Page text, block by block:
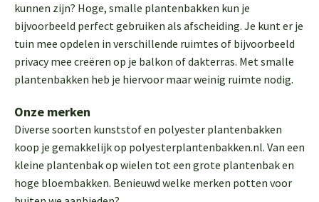
kunnen zijn? Hoge, smalle plantenbakken kun je
bijvoorbeeld perfect gebruiken als afscheiding. Je kunt er je
tuin mee opdelen in verschillende ruimtes of bijvoorbeeld
privacy mee creëren op je balkon of dakterras. Met smalle
plantenbakken heb je hiervoor maar weinig ruimte nodig.
Onze merken
Diverse soorten kunststof en polyester plantenbakken
koop je gemakkelijk op polyesterplantenbakken.nl. Van een
kleine plantenbak op wielen tot een grote plantenbak en
hoge bloembakken. Benieuwd welke merken potten voor